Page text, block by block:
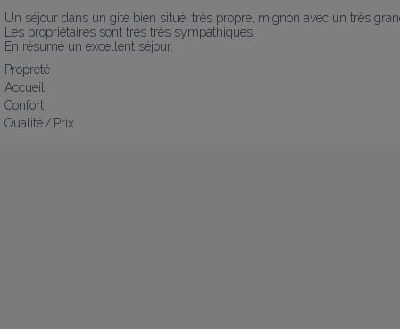
Un séjour dans un gite bien situé, très propre, mignon avec un très
Les propriétaires sont très très sympathiques.
En résumé un excellent séjour.
Propreté
Accueil
Confort
Qualité / Prix